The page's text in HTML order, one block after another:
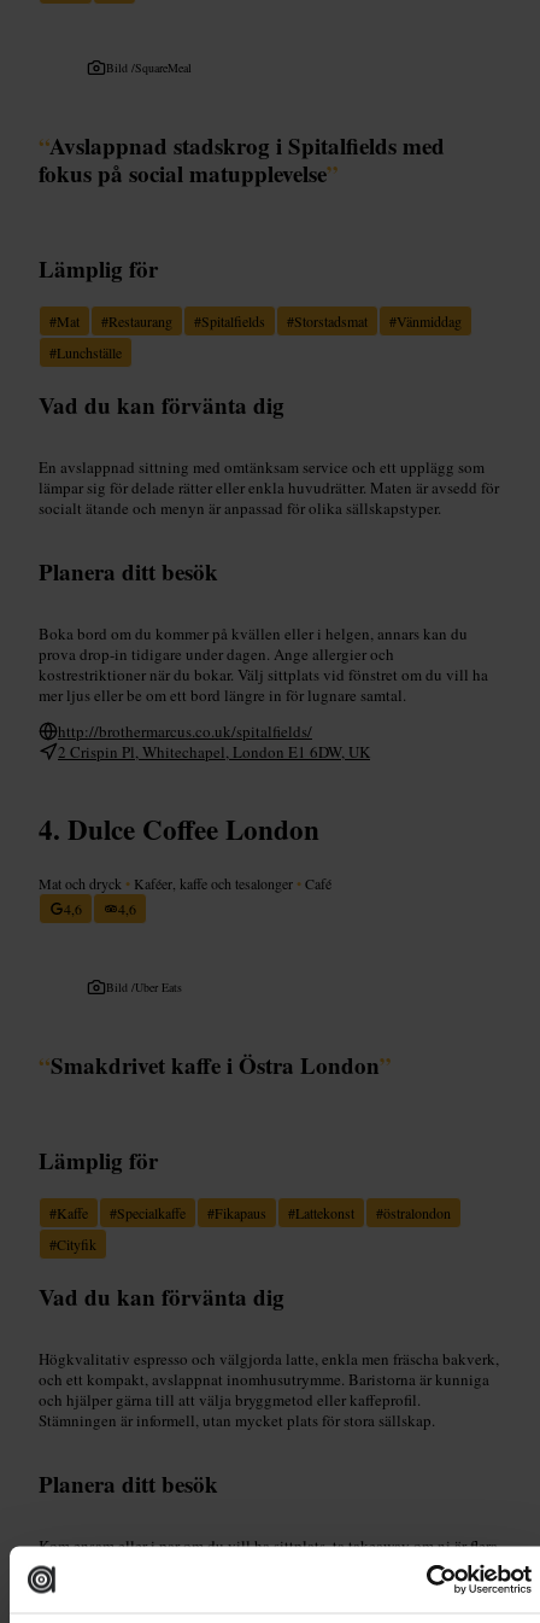
Bild /SquareMeal
“Avslappnad stadskrog i Spitalfields med
fokus på social matupplevelse”
Lämplig för
#Mat #Restaurang #Spitalfields #Storstadsmat #Vänmiddag
#Lunchställe
Vad du kan förvänta dig
En avslappnad sittning med omtänksam service och ett upplägg som
lämpar sig för delade rätter eller enkla huvudrätter. Maten är avsedd för
socialt ätande och menyn är anpassad för olika sällskapstyper.
Planera ditt besök
Boka bord om du kommer på kvällen eller i helgen, annars kan du
prova drop-in tidigare under dagen. Ange allergier och
kostrestriktioner när du bokar. Välj sittplats vid fönstret om du vill ha
mer ljus eller be om ett bord längre in för lugnare samtal.
http://brothermarcus.co.uk/spitalfields/
2 Crispin Pl, Whitechapel, London E1 6DW, UK
Dulce Coffee London
Mat och dryck • Kaféer, kaffe och tesalonger •Café
4,6
4,6
Bild /Uber Eats
“Smakdrivet kaffe i Östra London”
Lämplig för
#Kaffe #Specialkaffe #Fikapaus #Lattekonst #östralondon
#Cityfik
Vad du kan förvänta dig
Högkvalitativ espresso och välgjorda latte, enkla men fräscha bakverk,
och ett kompakt, avslappnat inomhusutrymme. Baristorna är kunniga
och hjälper gärna till att välja bryggmetod eller kaffeprofil.
Stämningen är informell, utan mycket plats för stora sällskap.
Planera ditt besök
Kom ensam eller i par om du vill ha sittplats, ta takeaway om ni är flera.
Beställ vid disken och fråga efter dagens brygg eller
rekommendationer om du vill prova något nytt. Ta en plats vid fönstret